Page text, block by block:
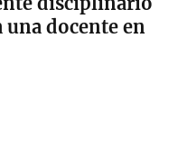
una docente en